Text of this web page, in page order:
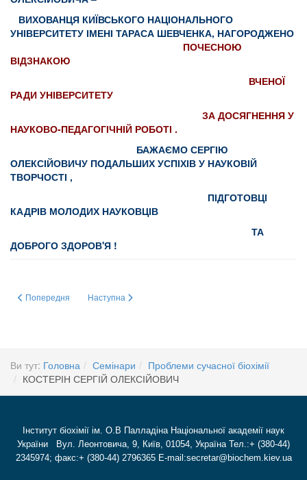
ВИХОВАНЦЯ КИЇВСЬКОГО НАЦІОНАЛЬНОГО
УНІВЕРСИТЕТУ ІМЕНІ ТАРАСА ШЕВЧЕНКА, НАГОРОДЖЕНО
ПОЧЕСНОЮ
ВІДЗНАКОЮ
ВЧЕНОЇ
РАДИ УНІВЕРСИТЕТУ
ЗА ДОСЯГНЕННЯ У
НАУКОВО-ПЕДАГОГІЧНІЙ РОБОТІ .
БАЖАЄМО СЕРГІЮ
ОЛЕКСІЙОВИЧУ ПОДАЛЬШИХ УСПІХІВ У НАУКОВІЙ
ТВОРЧОСТІ ,
ПІДГОТОВЦІ
КАДРІВ МОЛОДИХ НАУКОВЦІВ
ТА
ДОБРОГО ЗДОРОВ'Я !
Попередня стаття: Параметри зсідання крові у пацієнтів, що перенесли
Попередня Наступна стаття: «Параметри зсідання крові у
Наступна
Ви тут: Головна Семінари
Проблеми сучасної біохімії
КОСТЕРІН СЕРГІЙ ОЛЕКСІЙОВИЧ
Інститут біохімії ім. О.В Палладіна Національної академії наук
України Вул. Леонтовича, 9, Київ, 01054, Україна Тел.:+ (380-44)
2345974; факс:+ (380-44) 2796365 E-mail:secretar@biochem.kiev.ua